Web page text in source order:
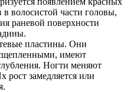
волосистой части головы,
раневой поверхности
пластины. Они
имеют
Ногти меняют
рост замедляется или